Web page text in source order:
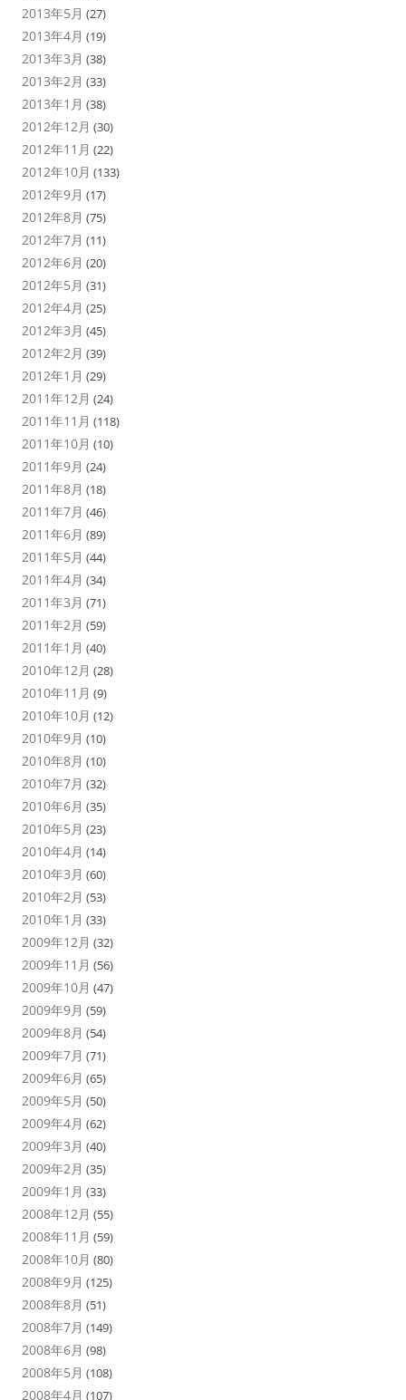
2013年5月 (27)
2013年4月 (19)
2013年3月 (38)
2013年2月 (33)
2013年1月 (38)
2012年12月 (30)
2012年11月 (22)
2012年10月 (133)
2012年9月 (17)
2012年8月 (75)
2012年7月 (11)
2012年6月 (20)
2012年5月 (31)
2012年4月 (25)
2012年3月 (45)
2012年2月 (39)
2012年1月 (29)
2011年12月 (24)
2011年11月 (118)
2011年10月 (10)
2011年9月 (24)
2011年8月 (18)
2011年7月 (46)
2011年6月 (89)
2011年5月 (44)
2011年4月 (34)
2011年3月 (71)
2011年2月 (59)
2011年1月 (40)
2010年12月 (28)
2010年11月 (9)
2010年10月 (12)
2010年9月 (10)
2010年8月 (10)
2010年7月 (32)
2010年6月 (35)
2010年5月 (23)
2010年4月 (14)
2010年3月 (60)
2010年2月 (53)
2010年1月 (33)
2009年12月 (32)
2009年11月 (56)
2009年10月 (47)
2009年9月 (59)
2009年8月 (54)
2009年7月 (71)
2009年6月 (65)
2009年5月 (50)
2009年4月 (62)
2009年3月 (40)
2009年2月 (35)
2009年1月 (33)
2008年12月 (55)
2008年11月 (59)
2008年10月 (80)
2008年9月 (125)
2008年8月 (51)
2008年7月 (149)
2008年6月 (98)
2008年5月 (108)
2008年4月 (107)